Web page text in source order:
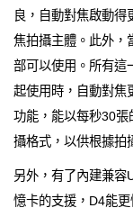
良，自動對焦啟動
焦拍攝主體。此外，
部可以使用。所有這
起使用時，自動對焦
功能，能以每秒30張
攝格式，以供根據拍
另外，有了內建兼容
憶卡的支援，D4能